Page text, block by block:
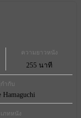
ความยาวหนัง
255 นาที
ำกับ
Hamaguchi
ภทหนัง